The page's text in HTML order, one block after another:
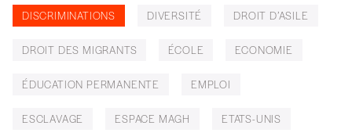
DISCRIMINATIONS DIVERSITÉ DROIT D’ASILE
DROIT DES MIGRANTS ÉCOLE ECONOMIE
ÉDUCATION PERMANENTE EMPLOI
ESCLAVAGE ESPACE MAGH ETATS-UNIS